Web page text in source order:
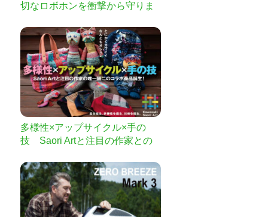
切なロボホンを衝撃から守りま
多様性×アップサイクル×手の
技 Saori Artと注目の作家との